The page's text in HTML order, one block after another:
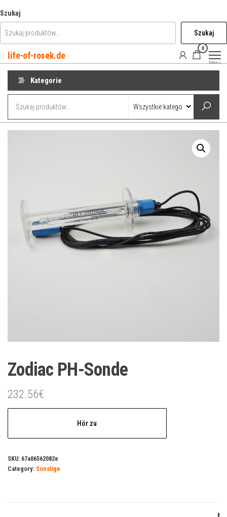
do
treści
Szukaj
Szukaj
life-of-rosek.de
0
Menu
Kategorie
Zodiac PH-Sonde
232.56€
Hör zu
SKU: 67a06562082e
Category: Sonstige